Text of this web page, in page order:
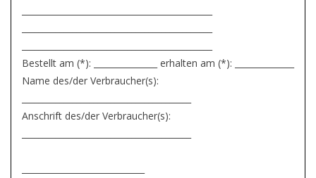
Bestellt am (*): _______________ erhalten am (*): ______________
Name des/der Verbraucher(s):
Anschrift des/der Verbraucher(s):